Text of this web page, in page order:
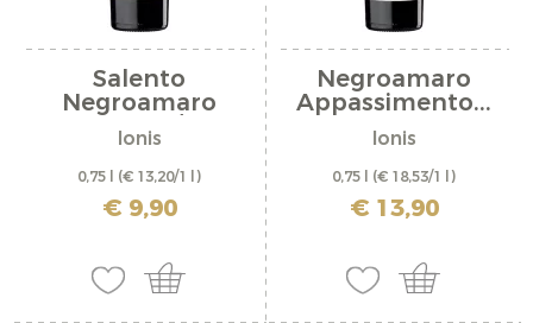
Salento
Negroamaro
"Gigaro /...
Ionis
0,75 l (€ 13,20/1 l)
inkl. MwSt. zzgl. Versandkosten
€ 9,90
Negroamaro
Appassimento...
Ionis
0,75 l (€ 18,53/1 l)
inkl. MwSt. zzgl. Versandkosten
€ 13,90